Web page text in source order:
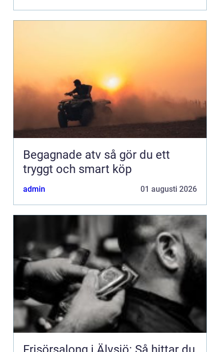
Begagnade atv så gör du ett
tryggt och smart köp
admin 01 augusti 2026